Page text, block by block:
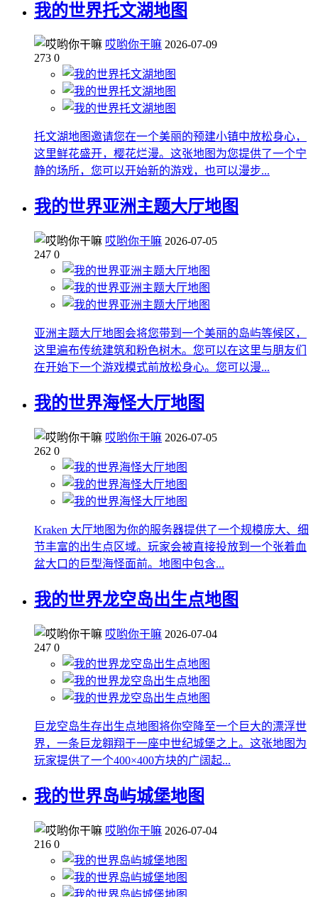
我的世界托文湖地图
哎哟你干嘛 2026-07-09
273 0
托文湖地图邀请您在一个美丽的预建小镇中放松身心，
这里鲜花盛开，樱花烂漫。这张地图为您提供了一个宁
静的场所，您可以开始新的游戏，也可以漫步...
我的世界亚洲主题大厅地图
哎哟你干嘛 2026-07-05
247 0
亚洲主题大厅地图会将您带到一个美丽的岛屿等候区，
这里遍布传统建筑和粉色树木。您可以在这里与朋友们
在开始下一个游戏模式前放松身心。您可以漫...
我的世界海怪大厅地图
哎哟你干嘛 2026-07-05
262 0
Kraken 大厅地图为你的服务器提供了一个规模庞大、细
节丰富的出生点区域。玩家会被直接投放到一个张着血
盆大口的巨型海怪面前。地图中包含...
我的世界龙空岛出生点地图
哎哟你干嘛 2026-07-04
247 0
巨龙空岛生存出生点地图将你空降至一个巨大的漂浮世
界，一条巨龙翱翔于一座中世纪城堡之上。这张地图为
玩家提供了一个400×400方块的广阔起...
我的世界岛屿城堡地图
哎哟你干嘛 2026-07-04
216 0